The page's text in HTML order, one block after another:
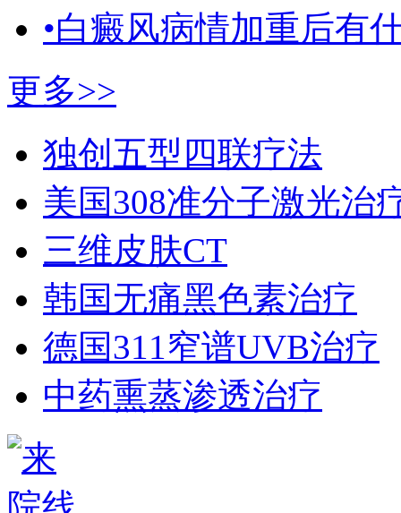
•白癜风病情加重后有
更多>>
独创五型四联疗法
美国308准分子激光治
三维皮肤CT
韩国无痛黑色素治疗
德国311窄谱UVB治疗
中药熏蒸渗透治疗